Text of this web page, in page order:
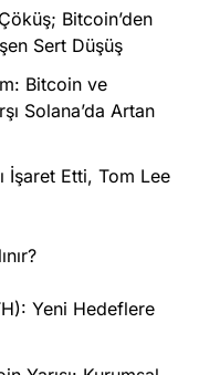
Bitcoin’den
Sert Düşüş
Bitcoin ve
Solana’da Artan
İşaret Etti, Tom Lee
Yeni Hedeflere